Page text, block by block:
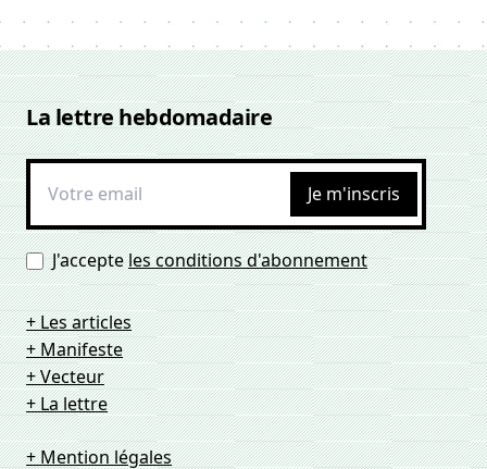
La lettre hebdomadaire
Je m'inscris
J'accepteles conditions d'abonnement
+ Les articles
+ Manifeste
+ Vecteur
+ La lettre
+ Mention légales